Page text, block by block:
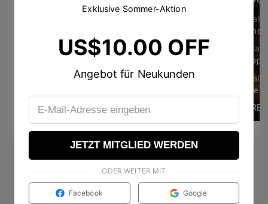
emschillinday
Happy tuesday! 🤍
teatimeplans
MORE
koea88
MORE
Exklusive Sommer-Aktion
US$10.00 OFF
Angebot für Neukunden
JETZT MITGLIED WERDEN
ODER WEITER MIT
Facebook Google